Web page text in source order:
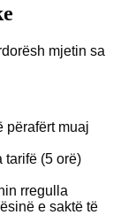
mjetin sa
përafërt muaj
tarifë (5 orë)
rregulla
e saktë të